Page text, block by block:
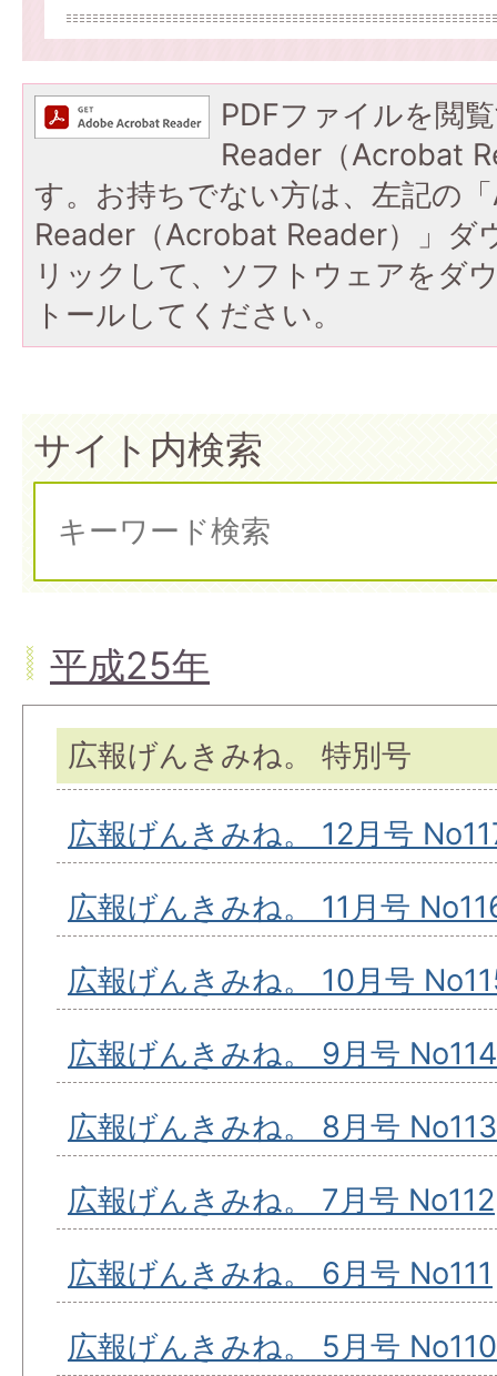
PDFファイルを閲
Reader（Acrobat
す。お持ちでない方は、左記の
Reader（Acrobat Reader）」ダ
リックして、ソフトウェアをダ
トールしてください。
サイト内検索
平成25年
広報げんきみね。 特別号
広報げんきみね。 12月号
広報げんきみね。 11月号
広報げんきみね。 10月号
広報げんきみね。 9月号 No114
広報げんきみね。 8月号 No113
広報げんきみね。 7月号 No112
広報げんきみね。 6月号 No111
広報げんきみね。 5月号 No110